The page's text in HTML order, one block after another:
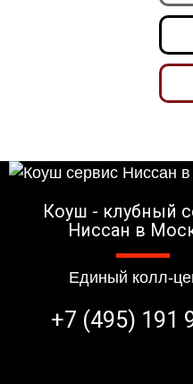
Коуш - клубный
Ниссан в
Единый колл-
+7 (495) 191